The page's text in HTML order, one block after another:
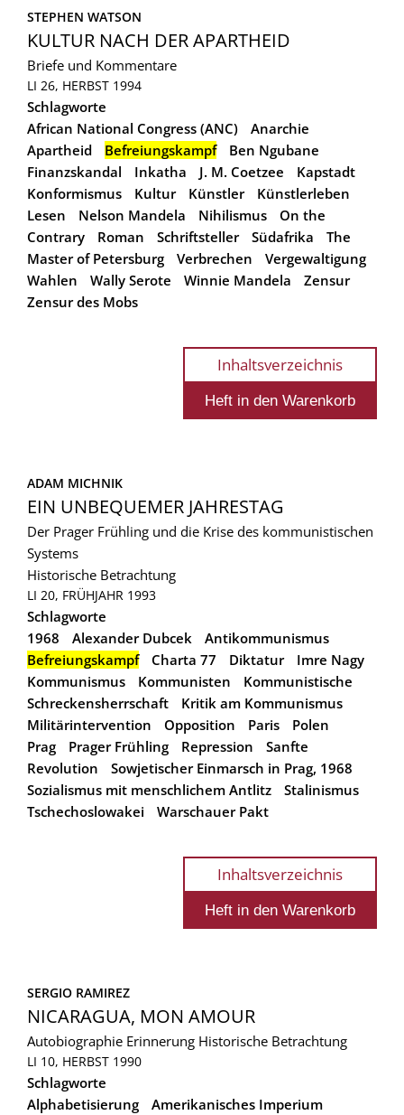
STEPHEN WATSON
KULTUR NACH DER APARTHEID
Briefe und Kommentare
LI 26, HERBST 1994
Schlagworte
African National Congress (ANC)
Anarchie
Apartheid
Befreiungskampf
Ben Ngubane
Finanzskandal
Inkatha J. M. Coetzee
Kapstadt
Konformismus
Kultur Künstler
Künstlerleben
Lesen
Nelson Mandela Nihilismus
On the
Contrary
Roman Schriftsteller Südafrika
The
Master of Petersburg
Verbrechen
Vergewaltigung
Wahlen
Wally Serote Winnie Mandela
Zensur
Zensur des Mobs
Inhaltsverzeichnis
ADAM MICHNIK
EIN UNBEQUEMER JAHRESTAG
Der Prager Frühling und die Krise des kommunistischen
Systems
Historische Betrachtung
LI 20, FRÜHJAHR 1993
Schlagworte
1968
Alexander Dubcek
Antikommunismus
Befreiungskampf
Charta 77 Diktatur
Imre Nagy
Kommunismus
Kommunisten
Kommunistische
Schreckensherrschaft
Kritik am Kommunismus
Militärintervention
Opposition Paris
Polen
Prag
Prager Frühling Repression
Sanfte
Revolution
Sowjetischer Einmarsch in Prag, 1968
Sozialismus mit menschlichem Antlitz
Stalinismus
Tschechoslowakei
Warschauer Pakt
Inhaltsverzeichnis
SERGIO RAMIREZ
NICARAGUA, MON AMOUR
Autobiographie Erinnerung Historische Betrachtung
LI 10, HERBST 1990
Schlagworte
Alphabetisierung
Amerikanisches Imperium